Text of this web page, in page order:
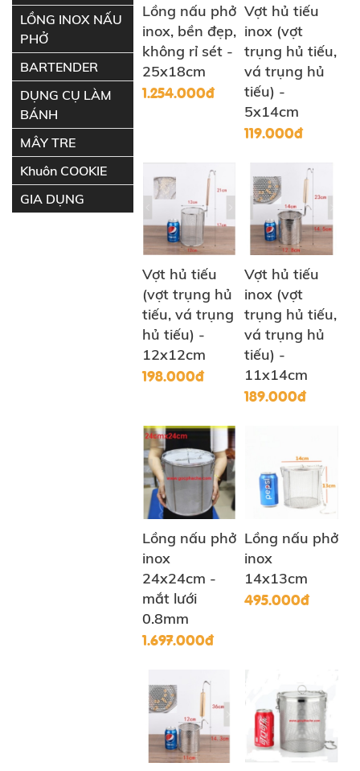
LỒNG INOX NẤU
PHỞ
BARTENDER
DỤNG CỤ LÀM
BÁNH
MÂY TRE
Khuôn COOKIE
GIA DỤNG
Lồng nấu phở
inox, bền đẹp,
không rỉ sét -
25x18cm
1.254.000đ
Vợt hủ tiếu
inox (vợt
trụng hủ tiếu,
vá trụng hủ
tiếu) -
5x14cm
119.000đ
Vợt hủ tiếu
(vợt trụng hủ
tiếu, vá trụng
hủ tiếu) -
12x12cm
198.000đ
Vợt hủ tiếu
inox (vợt
trụng hủ tiếu,
vá trụng hủ
tiếu) -
11x14cm
189.000đ
Lồng nấu phở
inox
24x24cm -
mắt lưới
0.8mm
1.697.000đ
Lồng nấu phở
inox
14x13cm
495.000đ